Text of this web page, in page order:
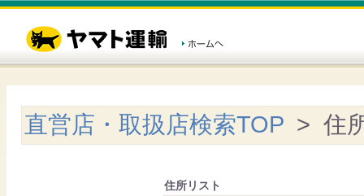
直営店・取扱店検索TOP > 住
住所リスト